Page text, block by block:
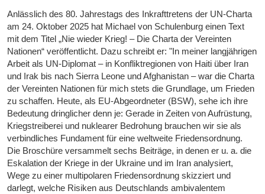
Anlässlich des 80. Jahrestags des Inkrafttretens der UN-Charta
am 24. Oktober 2025 hat Michael von Schulenburg einen Text
mit dem Titel „Nie wieder Krieg! – Die Charta der Vereinten
Nationen“ veröffentlicht. Dazu schreibt er: "In meiner langjährigen
Arbeit als UN-Diplomat – in Konfliktregionen von Haiti über Iran
und Irak bis nach Sierra Leone und Afghanistan – war die Charta
der Vereinten Nationen für mich stets die Grundlage, um Frieden
zu schaffen. Heute, als EU-Abgeordneter (BSW), sehe ich ihre
Bedeutung dringlicher denn je: Gerade in Zeiten von Aufrüstung,
Kriegstreiberei und nuklearer Bedrohung brauchen wir sie als
verbindliches Fundament für eine weltweite Friedensordnung.
Die Broschüre versammelt sechs Beiträge, in denen er u. a. die
Eskalation der Kriege in der Ukraine und im Iran analysiert,
Wege zu einer multipolaren Friedensordnung skizziert und
darlegt, welche Risiken aus Deutschlands ambivalentem